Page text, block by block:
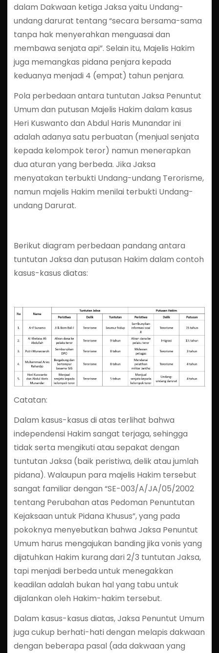
dalam Dakwaan ketiga Jaksa yaitu Undang-
undang darurat tentang “secara bersama-sama
tanpa hak menyerahkan menguasai dan
membawa senjata api”. Selain itu, Majelis Hakim
juga memangkas pidana penjara kepada
keduanya menjadi 4 (empat) tahun penjara.
Pola perbedaan antara tuntutan Jaksa Penuntut
Umum dan putusan Majelis Hakim dalam kasus
Heri Kuswanto dan Abdul Haris Munandar ini
adalah adanya satu perbuatan (menjual senjata
kepada kelompok teror) namun menerapkan
dua aturan yang berbeda. Jika Jaksa
menyatakan terbukti Undang-undang Terorisme,
namun majelis Hakim menilai terbukti Undang-
undang Darurat.
Berikut diagram perbedaan pandang antara
tuntutan Jaksa dan putusan Hakim dalam contoh
kasus-kasus diatas:
Catatan:
Dalam kasus-kasus di atas terlihat bahwa
independensi Hakim sangat terjaga, sehingga
tidak serta mengikuti atau sepakat dengan
tuntutan Jaksa (baik peristiwa, delik atau jumlah
pidana). Walaupun para majelis Hakim tersebut
sangat familiar dengan “SE-003/A/JA/05/2002
tentang Perubahan atas Pedoman Penuntutan
Kejaksaan untuk Pidana Khusus”, yang pada
pokoknya menyebutkan bahwa Jaksa Penuntut
Umum harus mengajukan banding jika vonis yang
dijatuhkan Hakim kurang dari 2/3 tuntutan Jaksa,
tapi menjadi berbeda untuk menegakkan
keadilan adalah bukan hal yang tabu untuk
dijalankan oleh Hakim-hakim tersebut.
Dalam kasus-kasus diatas, Jaksa Penuntut Umum
juga cukup berhati-hati dengan melapis dakwaan
dengan beberapa pasal (ada dakwaan yang